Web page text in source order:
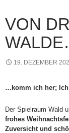
VON
19. DEZEMBER
…komm ich her; Ich
Der Spielraum Wald
frohes
Zuversicht und